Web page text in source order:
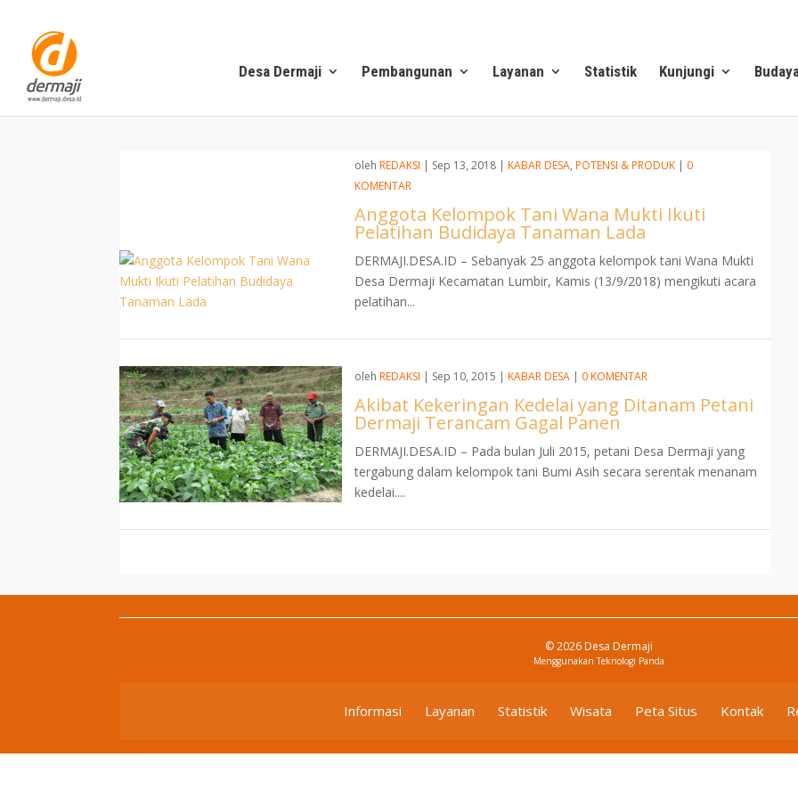
Desa Dermaji Pembangunan Layanan Statistik Kunjungi
olehREDAKSI | Sep 13, 2018 |KABAR DESA,POTENSI & PRODUK | 0
KOMENTAR
Anggota Kelompok Tani Wana Mukti Ikuti
Pelatihan Budidaya Tanaman Lada
DERMAJI.DESA.ID – Sebanyak 25 anggota kelompok tani Wana Mukti
Desa Dermaji Kecamatan Lumbir, Kamis (13/9/2018) mengikuti acara
pelatihan...
olehREDAKSI | Sep 10, 2015 |KABAR DESA | 0 KOMENTAR
Akibat Kekeringan Kedelai yang Ditanam Petani
Dermaji Terancam Gagal Panen
DERMAJI.DESA.ID – Pada bulan Juli 2015, petani Desa Dermaji yang
tergabung dalam kelompok tani Bumi Asih secara serentak menanam
kedelai....
© 2026 Desa Dermaji
MenggunakanTeknologi Panda
Informasi Layanan Statistik Wisata Peta Situs Kontak